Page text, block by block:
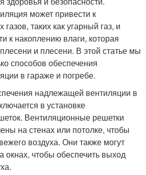
может привести к
таких как угарный газ, и
к накоплению влаги, которая
и плесени. В этой статье мы
способов обеспечения
в гараже и погребе.
надлежащей вентиляции в
в установке
Вентиляционные решетки
на стенах или потолке, чтобы
воздуха. Они также могут
окнах, чтобы обеспечить выход